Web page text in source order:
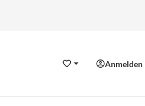
WunschzettelAnmelden